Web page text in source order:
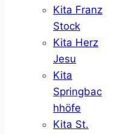
Kita Franz
Stock
Kita Herz
Jesu
Kita
Springbac
hhöfe
Kita St.